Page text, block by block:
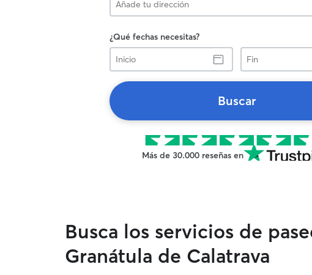
¿Qué fechas necesitas?
Inicio
Fin
Buscar
Más de 30.000 reseñas en
Busca los servicios de
Granátula de Calatrava